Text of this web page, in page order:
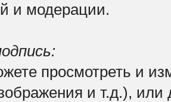
и модерации.
просмотреть и
и т.д.),